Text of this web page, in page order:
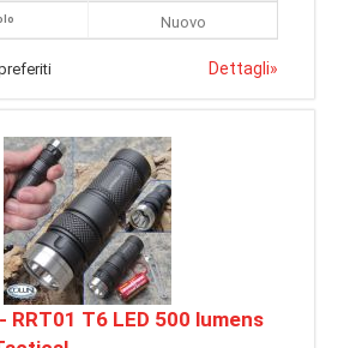
Nuovo
Dettagli»
RRT01 T6 LED 500 lumens